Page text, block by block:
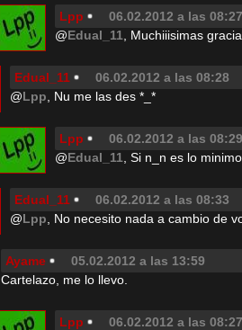
Lpp
06.02.2012 a las 08:27
@Edual_11 , Muchiiisimas
Edual_11
06.02.2012 a las 08:28
@Lpp , Nu me las des *_*
Lpp
06.02.2012 a las 08:29
@Edual_11 , Si n_n es lo
Edual_11
06.02.2012 a las 08:33
@Lpp , No necesito nada a cambio de
Ayame
05.02.2012 a las 13:59
Cartelazo, me lo llevo.
Lpp
06.02.2012 a las 08:27